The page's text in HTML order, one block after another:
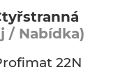
/ Nabídka)
22N